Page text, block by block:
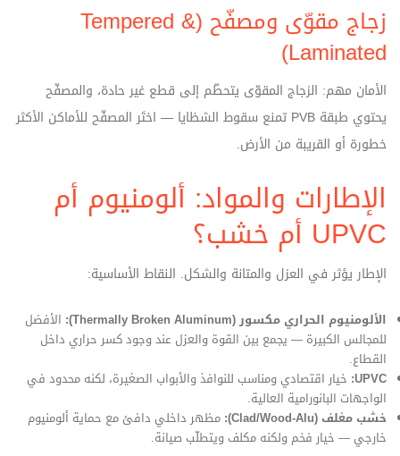
زجاج مقوّى ومصفّح (Tempered &
Laminated)
الأمان مهم: الزجاج المقوّى يتحطّم إلى قطع غير حادة، والمصفّح
يحتوي طبقة PVB تمنع سقوط الشظايا — اختَر المصفّح للأماكن الأكثر
خطورة أو القريبة من الأرض.
الإطارات والمواد: ألومنيوم أم
UPVC أم خشب؟
الإطار يؤثر في العزل والمتانة والشكل. النقاط الأساسية:
الألومنيوم الحراري مكسور (Thermally Broken Aluminum):
الأفضل
للمجالس الكبيرة — يجمع بين القوة والعزل عند وجود كسر حراري داخل
القطاع.
UPVC: خيار اقتصادي ومناسب للنوافذ والأبواب الصغيرة، لكنه محدود في
الواجهات البانورامية العالية.
خشب مغلف (Clad/Wood‑Alu):
مظهر داخلي دافئ مع حماية ألومنيوم
خارجي — خيار فخم ولكنه مكلف ويتطلّب صيانة.